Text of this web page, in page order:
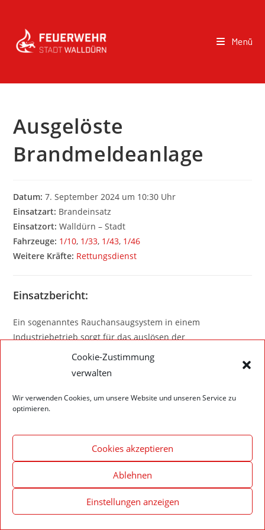
Cookie-Zustimmung
verwalten
Wir verwenden Cookies, um unsere Website und unseren Service zu
optimieren.
Cookies akzeptieren
Ablehnen
Einstellungen anzeigen
Menü
Ausgelöste
Brandmeldeanlage
Datum: 7. September 2024 um 10:30 Uhr
Einsatzart: Brandeinsatz
Einsatzort: Walldürn – Stadt
Fahrzeuge: 1/10, 1/33, 1/43, 1/46
Weitere Kräfte: Rettungsdienst
Einsatzbericht:
Ein sogenanntes Rauchansaugsystem in einem
Industriebetrieb sorgt für das auslösen der
Brandmeldeanlage. Der Bereich wurde mit einem Trupp
erkundet, es konnte aber kein Brandereignis festgestellt
Impressum – Datenschutzerklärung Cookie-Richtlinie (EU)
© 2020 Feuerwehr Walldürn